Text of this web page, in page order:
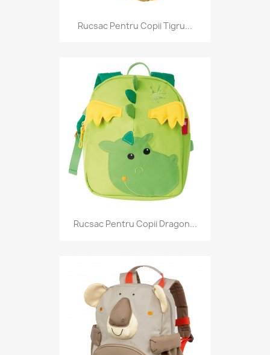
Rucsac Pentru Copii Tigru...
Rucsac Pentru Copii Dragon...